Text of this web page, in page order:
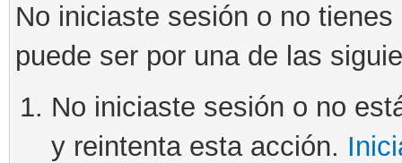
No iniciaste sesión o no
puede ser por una de las
No iniciaste sesión o no
y reintenta esta acción.